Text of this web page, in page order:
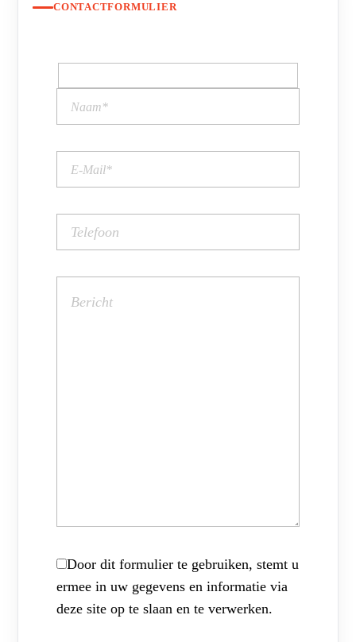
CONTACTFORMULIER
Door dit formulier te gebruiken, stemt u
ermee in uw gegevens en informatie via
deze site op te slaan en te verwerken.